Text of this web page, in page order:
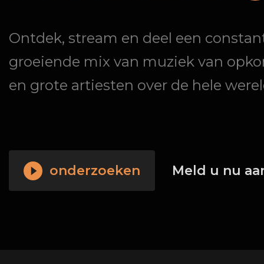
Ontdek, stream en deel een
groeiende mix van muziek van
en grote artiesten over de hele
onderzoeken Meld u nu